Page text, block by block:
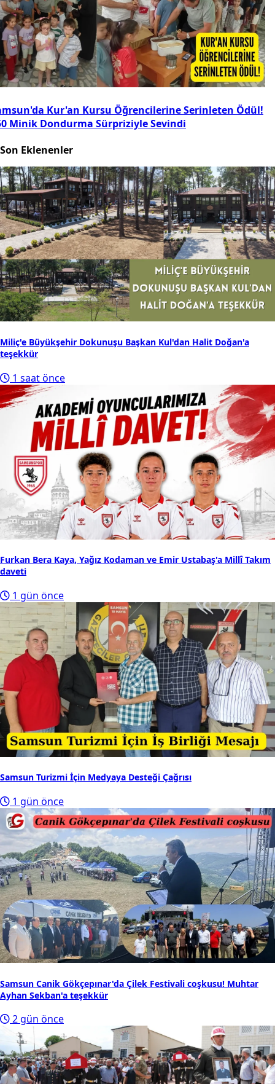
Kur'an Kursu Öğrencilerine Serinleten Ödül!
Minik Dondurma Sürpriziyle Sevindi
Son Eklenenler
Miliç'e Büyükşehir Dokunuşu Başkan Kul'dan Halit Doğan'a
teşekkür
1 saat önce
Furkan Bera Kaya, Yağız Kodaman ve Emir Ustabaş'a Millî Takım
daveti
1 gün önce
Samsun Turizmi İçin Medyaya Desteği Çağrısı
1 gün önce
Samsun Canik Gökçepınar'da Çilek Festivali coşkusu! Muhtar
Ayhan Sekban'a teşekkür
2 gün önce